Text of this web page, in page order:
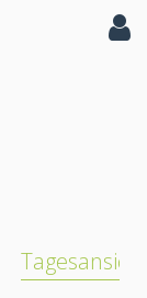
Tagesansicht